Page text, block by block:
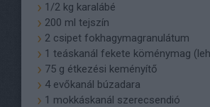
1/2 kg karalábé
200 ml tejszín
2 csipet fokhagymagranulátum
1 teáskanál fekete köménymag
75 g étkezési keményítő
4 evőkanál búzadara
1 mokkáskanál szerecsendió